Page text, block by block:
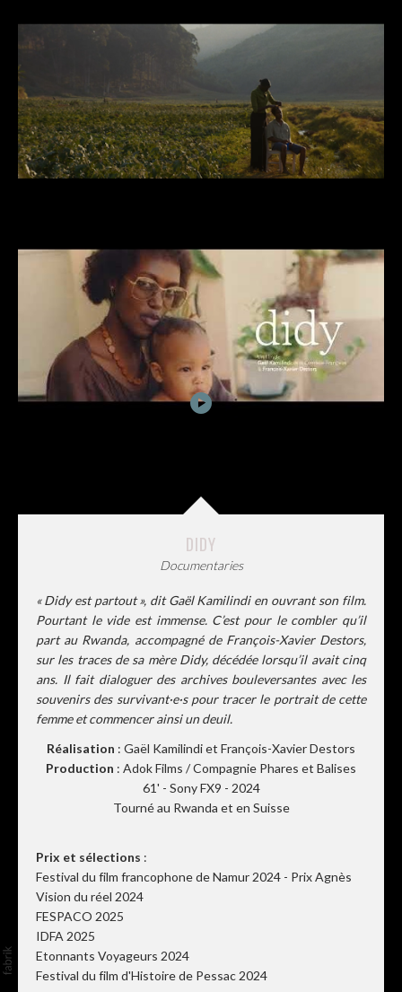
DIDY
Documentaries
« Didy est partout », dit Gaël Kamilindi en ouvrant son film.
Pourtant le vide est immense. C’est pour le combler qu’il
part au Rwanda, accompagné de François-Xavier Destors,
sur les traces de sa mère Didy, décédée lorsqu’il avait cinq
ans. Il fait dialoguer des archives bouleversantes avec les
souvenirs des survivant·e·s pour tracer le portrait de cette
femme et commencer ainsi un deuil.
Réalisation : Gaël Kamilindi et François-Xavier Destors
Production : Adok Films / Compagnie Phares et Balises
61' - Sony FX9 - 2024
Tourné au Rwanda et en Suisse
Prix et sélections :
Festival du film francophone de Namur 2024 - Prix Agnès
Vision du réel 2024
FESPACO 2025
IDFA 2025
Etonnants Voyageurs 2024
Festival du film d'Histoire de Pessac 2024